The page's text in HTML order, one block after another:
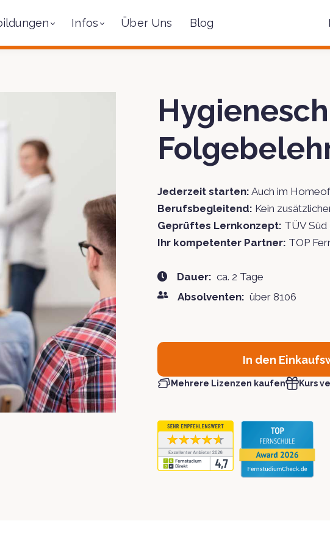
Infos Über Uns Blog
Jederzeit starten: Auch im
Berufsbegleitend: Kein
Geprüftes Lernkonzept: TÜV
Ihr kompetenter Partner: TOP
Dauer: ca. 2 Tage
Absolventen: über 8106
In den
Mehrere Lizenzen kaufen Kurs